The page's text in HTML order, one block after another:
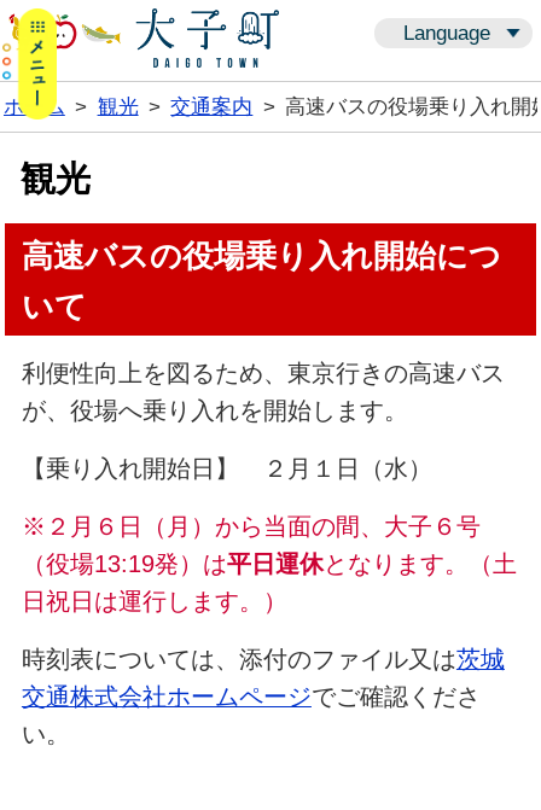
Language
メニューボタン
ホーム > 観光 > 交通案内 > 高速バスの役場乗り入れ開
観光
高速バスの役場乗り入れ開始につ
いて
利便性向上を図るため、東京行きの高速バス
が、役場へ乗り入れを開始します。
【乗り入れ開始日】 ２月１日（水）
※２月６日（月）から当面の間、大子６号
（役場13:19発）は平日運休となります。（土
日祝日は運行します。）
時刻表については、添付のファイル又は茨城
交通株式会社ホームページでご確認くださ
い。